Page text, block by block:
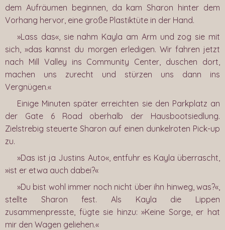
dem Aufräumen beginnen, da kam Sharon hinter dem
Vorhang hervor, eine große Plastiktüte in der Hand.
»Lass das«, sie nahm Kayla am Arm und zog sie mit
sich, »das kannst du morgen erledigen. Wir fahren jetzt
nach Mill Valley ins Community Center, duschen dort,
machen uns zurecht und stürzen uns dann ins
Vergnügen.«
Einige Minuten später erreichten sie den Parkplatz an
der Gate 6 Road oberhalb der Hausbootsiedlung.
Zielstrebig steuerte Sharon auf einen dunkelroten Pick-up
zu.
»Das ist ja Justins Auto«, entfuhr es Kayla überrascht,
»ist er etwa auch dabei?«
»Du bist wohl immer noch nicht über ihn hinweg, was?«,
stellte Sharon fest. Als Kayla die Lippen
zusammenpresste, fügte sie hinzu: »Keine Sorge, er hat
mir den Wagen geliehen.«